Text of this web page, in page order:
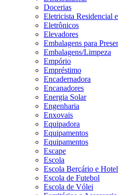
Docerias
Eletricista Residencial
Eletrônicos
Elevadores
Embalagens para
Embalagens/Limpeza
Empório
Empréstimo
Encadernadora
Encanadores
Energia Solar
Engenharia
Enxovais
Equipadora
Equipamentos
Equipamentos
Escape
Escola
Escola Berçário e
Escola de Futebol
Escola de Vólei